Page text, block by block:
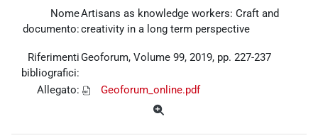
Nome
documento:
Artisans as knowledge workers: Craft and
creativity in a long term perspective
Riferimenti
bibliografici:
Geoforum, Volume 99, 2019, pp. 227-237
Allegato: Geoforum_online.pdf